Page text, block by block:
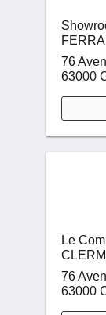
76
63000
Le
76
63000